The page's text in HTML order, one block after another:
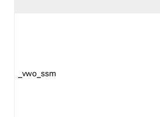
_vwo_ssm